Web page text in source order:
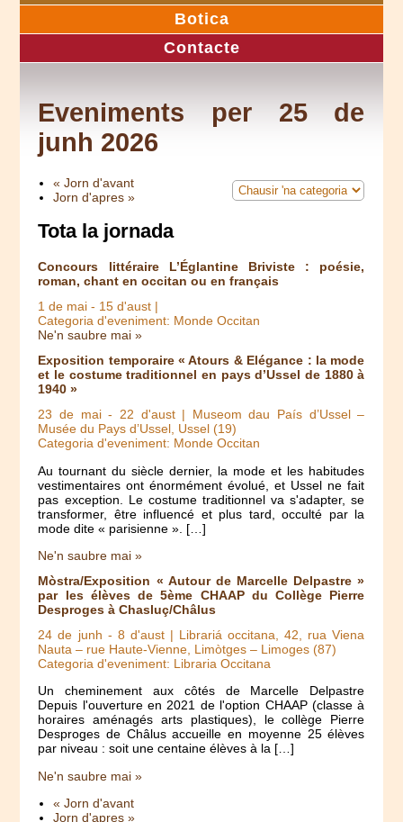
Botica
Contacte
Eveniments per 25 de
junh 2026
« Jorn d'avant
Jorn d'apres »
Tota la jornada
Concours littéraire L’Églantine Briviste : poésie,
roman, chant en occitan ou en français
1 de mai - 15 d'aust |
Categoria d'eveniment: Monde Occitan
Ne'n saubre mai »
Exposition temporaire « Atours & Elégance : la mode
et le costume traditionnel en pays d’Ussel de 1880 à
1940 »
23 de mai- 22 d'aust| Museom dau País d’Ussel –
Musée du Pays d’Ussel, Ussel (19)
Categoria d'eveniment: Monde Occitan
Au tournant du siècle dernier, la mode et les habitudes
vestimentaires ont énormément évolué, et Ussel ne fait
pas exception. Le costume traditionnel va s'adapter, se
transformer, être influencé et plus tard, occulté par la
mode dite « parisienne ». […]
Ne'n saubre mai »
Mòstra/Exposition « Autour de Marcelle Delpastre »
par les élèves de 5ème CHAAP du Collège Pierre
Desproges à Chasluç/Châlus
24 de junh - 8 d'aust| Librariá occitana, 42, rua Viena
Nauta – rue Haute-Vienne, Limòtges – Limoges (87)
Categoria d'eveniment: Libraria Occitana
Un cheminement aux côtés de Marcelle Delpastre
Depuis l'ouverture en 2021 de l'option CHAAP (classe à
horaires aménagés arts plastiques), le collège Pierre
Desproges de Châlus accueille en moyenne 25 élèves
par niveau : soit une centaine élèves à la […]
Ne'n saubre mai »
« Jorn d'avant
Jorn d'apres »